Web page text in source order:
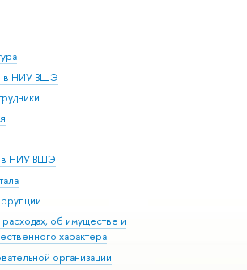
в НИУ ВШЭ
в НИУ ВШЭ
об имуществе и
характера
организации